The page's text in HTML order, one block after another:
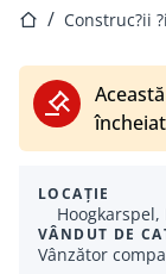
Pagina de start
Construc?ii
LOCAȚIE
Hoogkarspel,
VÂNDUT DE
Vânzător